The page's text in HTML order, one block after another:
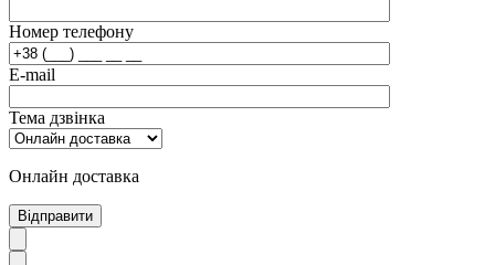
Номер телефону
E-mail
Тема дзвінка
Онлайн доставка
Відправити